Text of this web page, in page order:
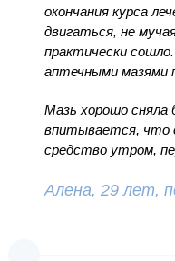
окончания курса
двигаться, не
практически
аптечными мазями
Мазь хорошо сняла
впитывается, что
средство утром,
Алена, 29 лет,